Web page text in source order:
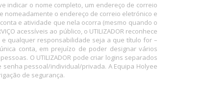
indicar o nome completo, um endereço de correio
nomeadamente o endereço de correio eletrónico e
e atividade que nela ocorra (mesmo quando o
acessíveis ao público, o UTILIZADOR reconhece
qualquer responsabilidade seja a que título for –
conta, em prejuízo de poder designar vários
O UTILIZADOR pode criar logins separados
pessoal/individual/privada. A Equipa Holyee
de segurança.